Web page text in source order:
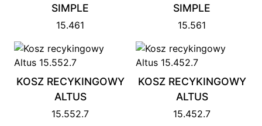
SIMPLE
15.461
SIMPLE
15.561
KOSZ RECYKINGOWY
ALTUS
15.552.7
KOSZ RECYKINGOWY
ALTUS
15.452.7